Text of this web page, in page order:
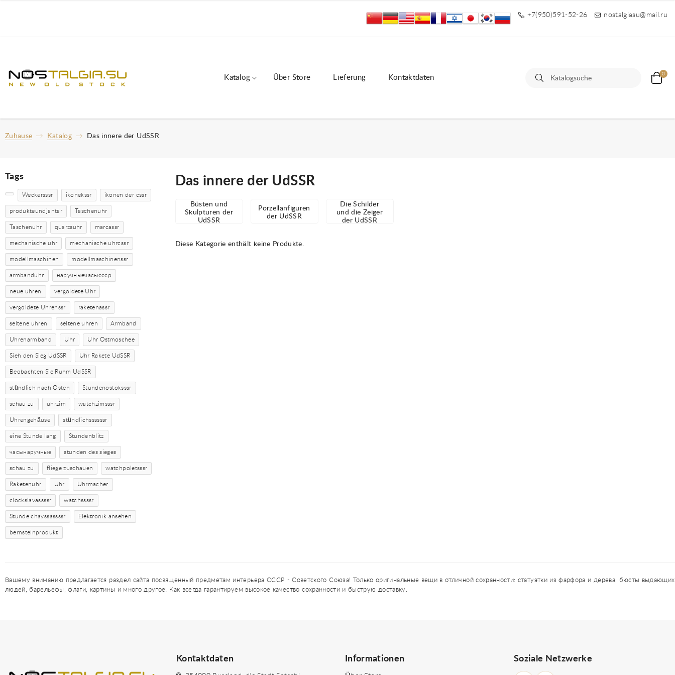
+7(950)591-52-26 nostalgiasu@mail.ru
Katalog Über Store Lieferung Kontaktdaten 0
Zuhause Katalog Das innere der UdSSR
Tags
Weckersssr ikonekssr ikonen der cssr
produkteundjantar Taschenuhr
Taschenuhr quarzsuhr marcassr
mechanische uhr mechanische uhrcssr
modellmaschinen modellmaschinenssr
armbanduhr наручныечасыссср
neue uhren vergoldete Uhr
vergoldete Uhrenssr raketenassr
seltene uhren seltene uhren Armband
Uhrenarmband Uhr Uhr Ostmoschee
Sieh den Sieg UdSSR Uhr Rakete UdSSR
Beobachten Sie Ruhm UdSSR
stündlich nach Osten Stundenostoksssr
schau zu uhrzim watchzimsssr
Uhrengehäuse stündlichssssssr
eine Stunde lang Stundenblitz
часынаручные stunden des sieges
schau zu fliege zuschauen watchpoletsssr
Raketenuhr Uhr Uhrmacher
clockslavassssr watchssssr
Stunde chayssassssr Elektronik ansehen
bernsteinprodukt
Das innere der UdSSR
Büsten und
Skulpturen der
UdSSR
Porzellanfiguren
der UdSSR
Die Schilder
und die Zeiger
der UdSSR
Diese Kategorie enthält keine Produkte.
Вашему вниманию предлагается раздел сайта посвященный предметам интерьера СССР - Советского Союза! Только оригинальные вещи в отличной сохранности: статуэтки из фарфора и дерева, бюсты
людей, барельефы, флаги, картины и много другое! Как всегда гарантируем высокое качество сохранности и быструю доставку.
Kontaktdaten Informationen Soziale Netzwerke